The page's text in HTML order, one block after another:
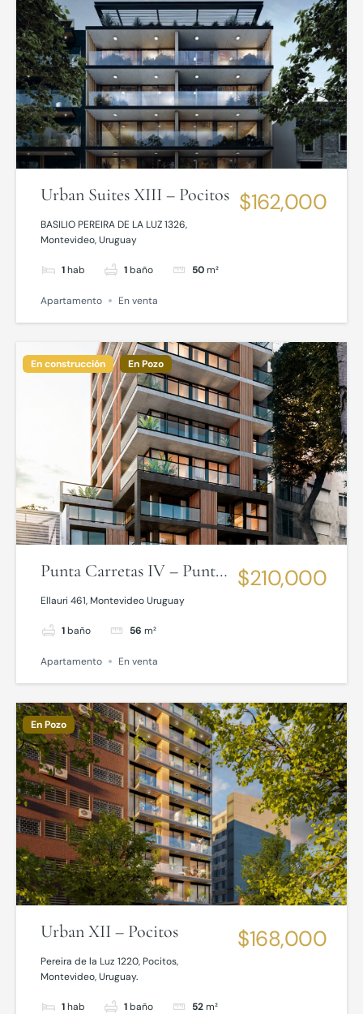
Urban Suites XIII – Pocitos
BASILIO PEREIRA DE LA LUZ 1326,
Montevideo, Uruguay
1hab 1baño 50m²
$162,000
Apartamento En venta
En construcción En Pozo
Punta Carretas IV – Punta
Carretas
Ellauri 461, Montevideo Uruguay
1baño 56 m²
$210,000
Apartamento En venta
En Pozo
Urban XII – Pocitos
Pereira de la Luz 1220, Pocitos,
Montevideo, Uruguay.
1hab 1baño 52m²
$168,000